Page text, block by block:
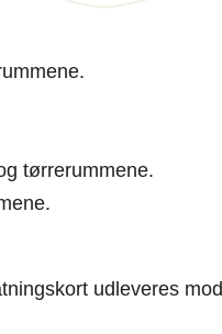
tørrerummene.
udleveres mod